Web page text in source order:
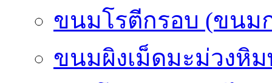
ขนมโรตีกรอบ (ขนม
ขนมผิงเม็ดมะม่วงหิ